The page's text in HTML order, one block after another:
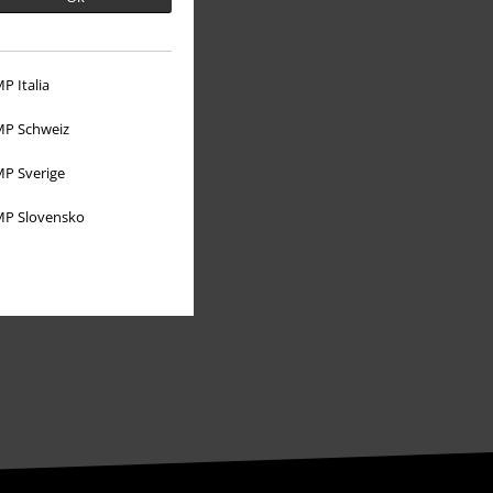
Italia
Schweiz
Sverige
Slovensko
EMP Events
Partnerprogramm
EMP Stores
Nachhaltigkeit